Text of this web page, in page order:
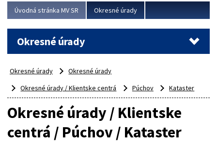
Viac
Úvodná stránka MV SR Okresné úrady
Okresné úrady
Okresné úrady
Okresné úrady
Okresné úrady / Klientske centrá
Púchov Kataster
Okresné úrady / Klientske
centrá / Púchov / Kataster